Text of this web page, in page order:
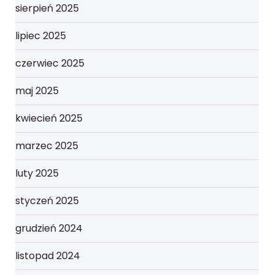
sierpień 2025
lipiec 2025
czerwiec 2025
maj 2025
kwiecień 2025
marzec 2025
luty 2025
styczeń 2025
grudzień 2024
listopad 2024